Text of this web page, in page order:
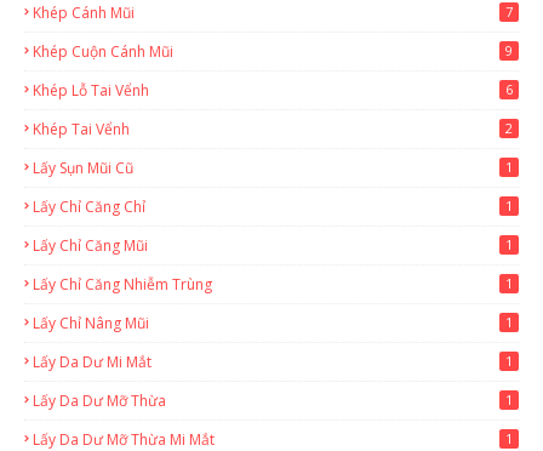
Khép Cánh Mũi 7
Khép Cuộn Cánh Mũi 9
Khép Lỗ Tai Vểnh 6
Khép Tai Vểnh 2
Lấy Sụn Mũi Cũ 1
Lấy Chỉ Căng Chỉ 1
Lấy Chỉ Căng Mũi 1
Lấy Chỉ Căng Nhiễm Trùng 1
Lấy Chỉ Nâng Mũi 1
Lấy Da Dư Mi Mắt 1
Lấy Da Dư Mỡ Thừa 1
Lấy Da Dư Mỡ Thừa Mi Mắt 1